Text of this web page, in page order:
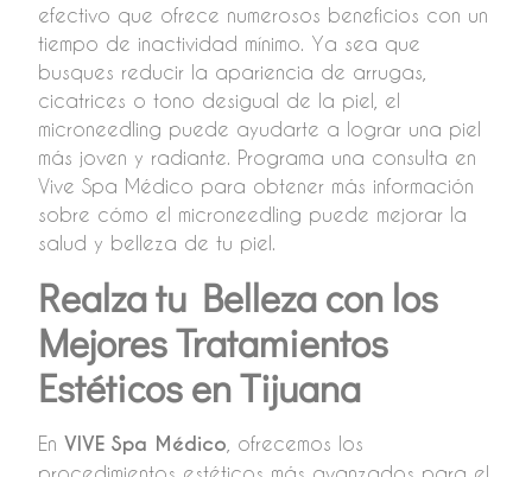
efectivo que ofrece numerosos beneficios con un
tiempo de inactividad mínimo. Ya sea que
busques reducir la apariencia de arrugas,
cicatrices o tono desigual de la piel, el
microneedling puede ayudarte a lograr una piel
más joven y radiante. Programa una consulta en
Vive Spa Médico para obtener más información
sobre cómo el microneedling puede mejorar la
salud y belleza de tu piel.
Realza tu Belleza con los
Mejores Tratamientos
Estéticos en Tijuana
En VIVE Spa Médico , ofrecemos los